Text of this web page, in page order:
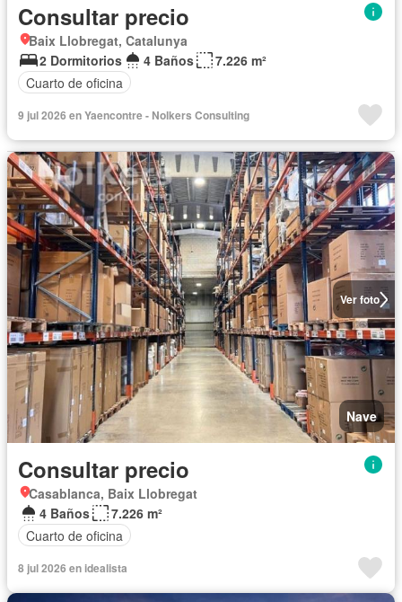
Consultar precio
Baix Llobregat, Catalunya
2 Dormitorios
4 Baños
7.226 m²
Cuarto de oficina
9 jul 2026 en Yaencontre - Nolkers Consulting
Ver foto
Nave
Consultar precio
Casablanca, Baix Llobregat
4 Baños
7.226 m²
Cuarto de oficina
8 jul 2026 en idealista